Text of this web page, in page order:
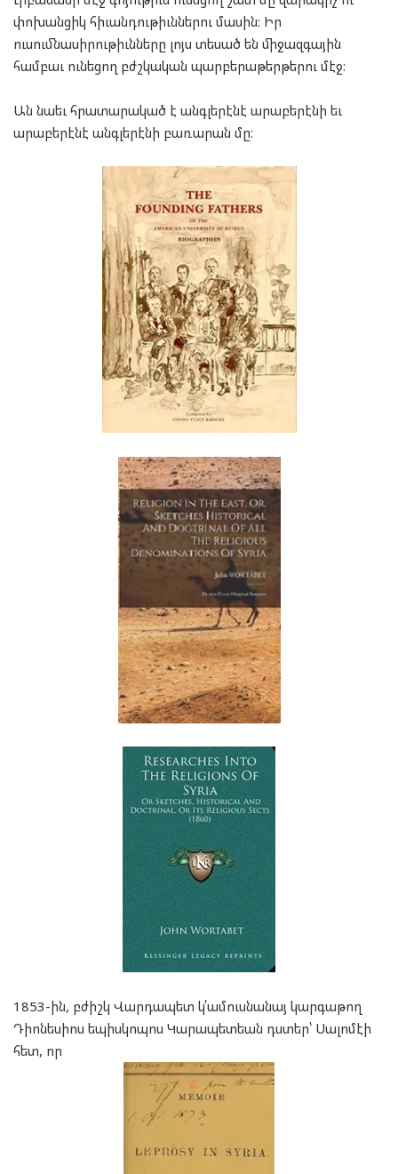
փոխանցիկ հիւանդութիւններու մասին: Իր
ուսումնասիրութիւնները լոյս տեսած են միջազգային
համբաւ ունեցող բժշկական պարբերաթերթերու մէջ:
Ան նաեւ հրատարակած է անգլերէնէ արաբերէնի եւ
արաբերէնէ անգլերէնի բառարան մը։
1853-ին, բժիշկ Վարդապետ կ՛ամուսնանայ կարգաթող
Դիոնեսիոս եպիսկոպոս Կարապետեան դստեր՝ Սալոմէի
հետ, որ